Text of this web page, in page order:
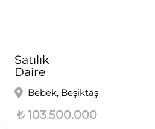
Satılık
Daire
Bebek, Beşiktaş
₺ 103.500.000